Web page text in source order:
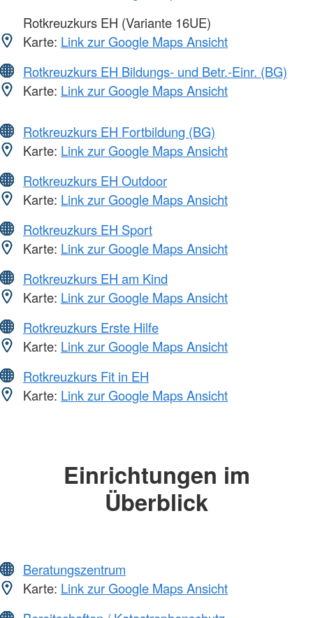
Rotkreuzkurs EH (Variante 16UE)
Karte: Link zur Google Maps Ansicht
Rotkreuzkurs EH Bildungs- und Betr.-Einr. (BG)
Karte: Link zur Google Maps Ansicht
Rotkreuzkurs EH Fortbildung (BG)
Karte: Link zur Google Maps Ansicht
Rotkreuzkurs EH Outdoor
Karte: Link zur Google Maps Ansicht
Rotkreuzkurs EH Sport
Karte: Link zur Google Maps Ansicht
Rotkreuzkurs EH am Kind
Karte: Link zur Google Maps Ansicht
Rotkreuzkurs Erste Hilfe
Karte: Link zur Google Maps Ansicht
Rotkreuzkurs Fit in EH
Karte: Link zur Google Maps Ansicht
Einrichtungen im
Überblick
Beratungszentrum
Karte: Link zur Google Maps Ansicht